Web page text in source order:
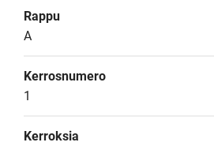
Rappu
A
Kerrosnumero
1
Kerroksia